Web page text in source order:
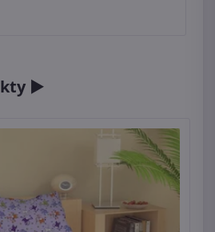
►